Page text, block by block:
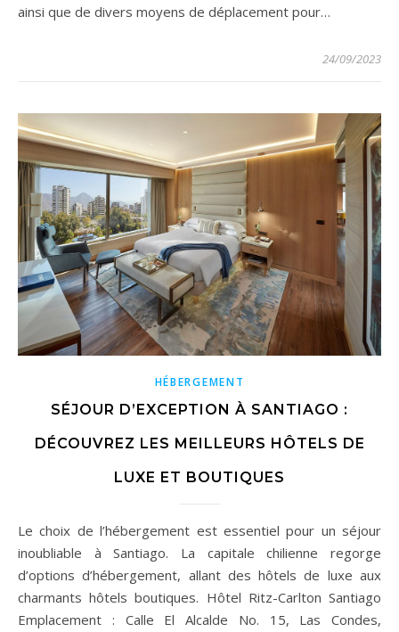
ainsi que de divers moyens de déplacement pour…
24/09/2023
HÉBERGEMENT
SÉJOUR D’EXCEPTION À SANTIAGO :
DÉCOUVREZ LES MEILLEURS HÔTELS DE
LUXE ET BOUTIQUES
Le choix de l’hébergement est essentiel pour un séjour
inoubliable à Santiago. La capitale chilienne regorge
d’options d’hébergement, allant des hôtels de luxe aux
charmants hôtels boutiques. Hôtel Ritz-Carlton Santiago
Emplacement : Calle El Alcalde No. 15, Las Condes,